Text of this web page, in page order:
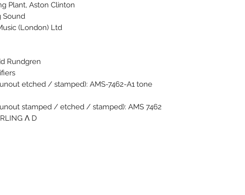
Plant, Aston Clinton
Sound
(London) Ltd.
Rundgren
etched / stamped): AMS-7462-A1 tone
stamped / etched / stamped): AMS 7462
Λ D